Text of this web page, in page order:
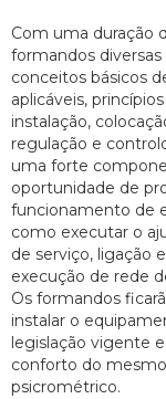
Com uma duração
formandos
conceitos básicos
aplicáveis,
instalação,
regulação e
uma forte
oportunidade de
funcionamento de
como executar o
de serviço, ligação
execução de rede
Os formandos
instalar o
legislação vigente
conforto do
psicrométrico.